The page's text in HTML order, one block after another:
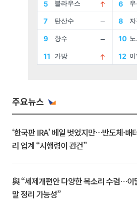
주요뉴스
‘한국판 IRA’ 베일 벗었지만…반도체·배
리 업계 “시행령이 관건”
與 “세제개편안 다양한 목소리 수렴…이
말 정리 가능성”